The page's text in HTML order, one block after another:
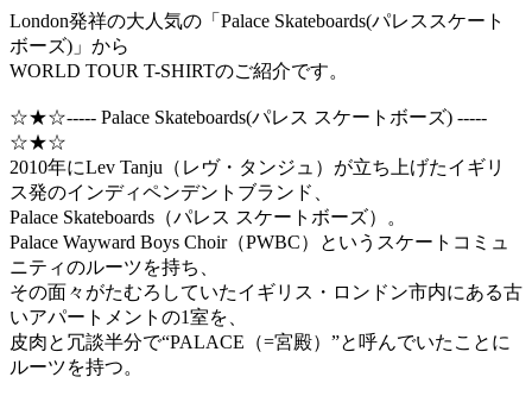
London発祥の大人気の「Palace Skateboards(パレススケート
ボーズ)」から
WORLD TOUR T-SHIRTのご紹介です。
☆★☆----- Palace Skateboards(パレス スケートボーズ) -----
☆★☆
2010年にLev Tanju（レヴ・タンジュ）が立ち上げたイギリ
ス発のインディペンデントブランド、
Palace Skateboards（パレス スケートボーズ）。
Palace Wayward Boys Choir（PWBC）というスケートコミュ
ニティのルーツを持ち、
その面々がたむろしていたイギリス・ロンドン市内にある古
いアパートメントの1室を、
皮肉と冗談半分で“PALACE（=宮殿）”と呼んでいたことに
ルーツを持つ。